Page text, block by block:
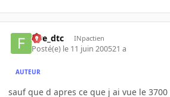
five_dtc INpactien
Posté(e) le 11 juin 200521 a
AUTEUR
sauf que d apres ce que j ai vue le